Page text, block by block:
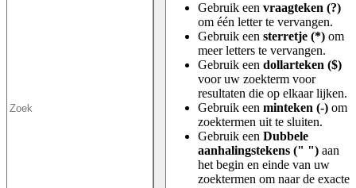
Gebruik een vraagteken (?)
om één letter te vervangen.
Gebruik een sterretje (*) om
meer letters te vervangen.
Gebruik een dollarteken ($)
voor uw zoekterm voor
resultaten die op elkaar lijken.
Gebruik een minteken (-) om
zoektermen uit te sluiten.
Gebruik een Dubbele
aanhalingstekens (" ") aan
het begin en einde van uw
zoektermen om naar de exacte